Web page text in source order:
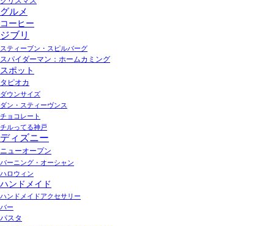
グルメ
コーヒー
ジブリ
スティーブン・スピルバーグ
スパイダーマン：ホームカミング
スポット
タピオカ
ダウンサイズ
ダン・スティーヴンス
チョコレート
チルってる神戸
ディズニー
ニューオープン
バーニング・オーシャン
ハロウィン
ハンドメイド
ハンドメイドアクセサリー
バー
パスタ